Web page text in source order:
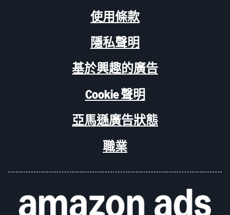
使用條款
隱私聲明
基於興趣的廣告
Cookie 聲明
亞馬遜廣告狀態
職業